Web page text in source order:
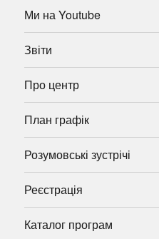
Ми на Youtube
Звіти
Про центр
План графік
Розумовські зустрічі
Реєстрація
Каталог програм